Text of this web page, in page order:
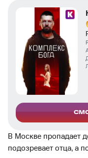
В Москве пропадает
подозревает отца, а